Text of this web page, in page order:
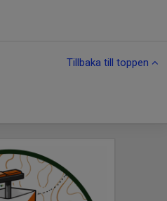
Tillbaka till toppen